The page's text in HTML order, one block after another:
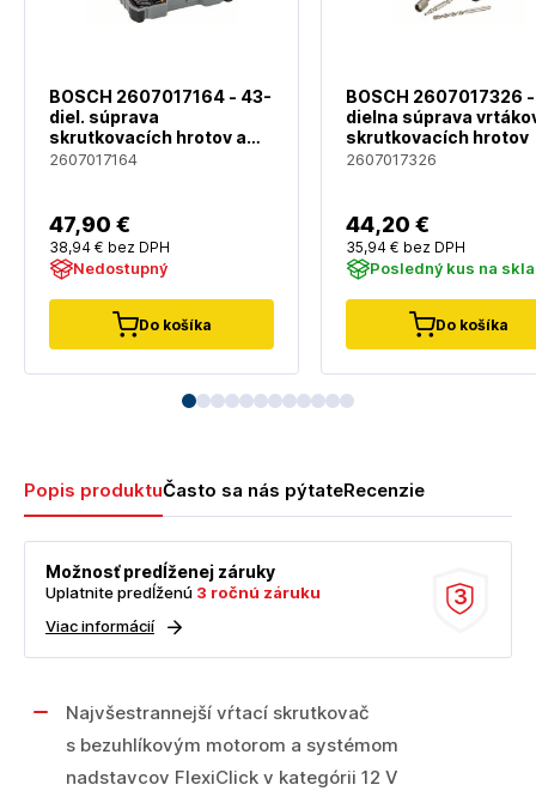
BOSCH 2607017164 - 43-
diel. súprava
skrutkovacích hrotov a
násuvných klúcov PH1;
2607017164
47,90 €
38,94 € bez DPH
Nedostupný
Do košíka
BOSCH 2607017326
dielna súprava
skrutkovacích hrotov
2607017326
44,20 €
35,94 € bez DPH
Posledný kus na
Do košíka
Popis produktuČasto sa nás pýtateRecenzie
3
Možnosť predĺženej záruky
Uplatnite predĺženú 3 ročnú záruku
Viac informácií
Najvšestrannejší vŕtací skrutkovač
s bezuhlíkovým motorom a systémom
nadstavcov FlexiClick v kategórii 12 V